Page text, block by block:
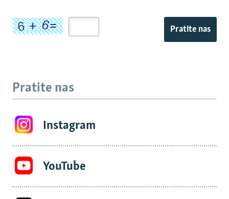
Pratite nas
Pratite nas
Instagram
YouTube